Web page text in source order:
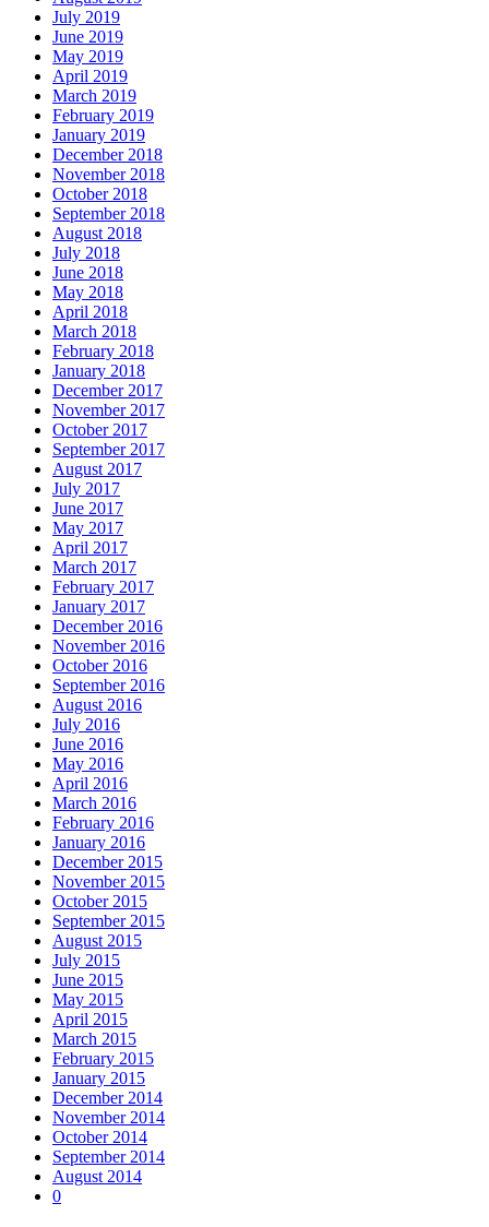
July 2019
June 2019
May 2019
April 2019
March 2019
February 2019
January 2019
December 2018
November 2018
October 2018
September 2018
August 2018
July 2018
June 2018
May 2018
April 2018
March 2018
February 2018
January 2018
December 2017
November 2017
October 2017
September 2017
August 2017
July 2017
June 2017
May 2017
April 2017
March 2017
February 2017
January 2017
December 2016
November 2016
October 2016
September 2016
August 2016
July 2016
June 2016
May 2016
April 2016
March 2016
February 2016
January 2016
December 2015
November 2015
October 2015
September 2015
August 2015
July 2015
June 2015
May 2015
April 2015
March 2015
February 2015
January 2015
December 2014
November 2014
October 2014
September 2014
August 2014
0